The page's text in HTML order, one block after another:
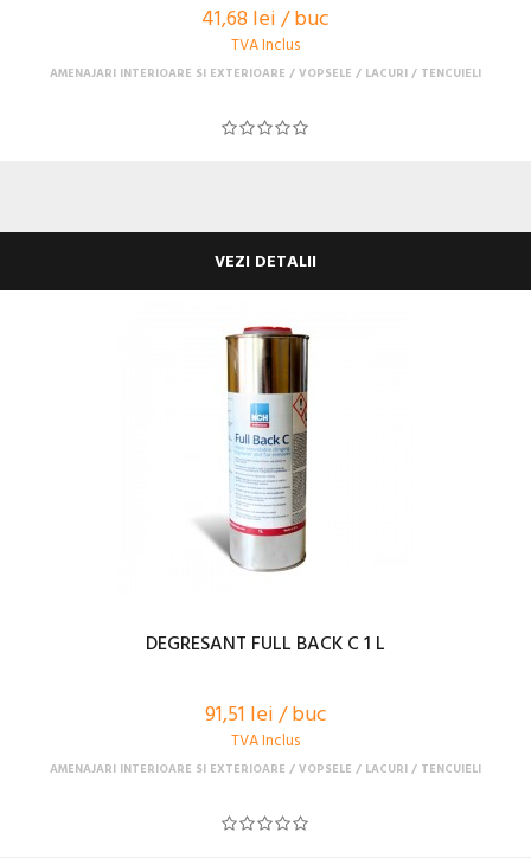
41,68 lei / buc
TVA Inclus
AMENAJARI INTERIOARE SI EXTERIOARE VOPSELE / LACURI / TENCUIELI
VEZI DETALII
DEGRESANT FULL BACK C 1 L
91,51 lei / buc
TVA Inclus
AMENAJARI INTERIOARE SI EXTERIOARE VOPSELE / LACURI / TENCUIELI